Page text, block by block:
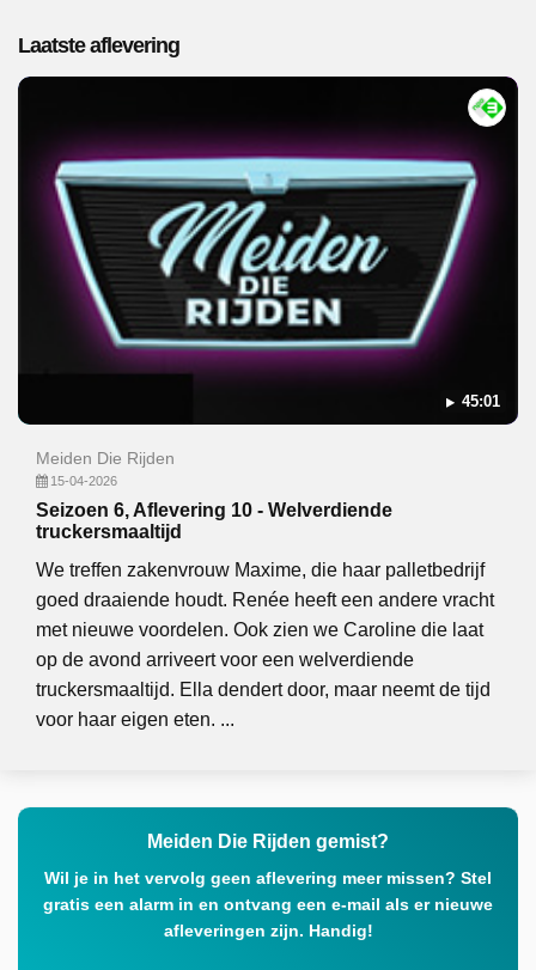
Laatste aflevering
45:01
Meiden Die Rijden
15-04-2026
Seizoen 6, Aflevering 10 - Welverdiende
truckersmaaltijd
We treffen zakenvrouw Maxime, die haar palletbedrijf
goed draaiende houdt. Renée heeft een andere vracht
met nieuwe voordelen. Ook zien we Caroline die laat
op de avond arriveert voor een welverdiende
truckersmaaltijd. Ella dendert door, maar neemt de tijd
voor haar eigen eten. ...
Meiden Die Rijden gemist?
Wil je in het vervolg geen aflevering meer missen? Stel
gratis een alarm in en ontvang een e-mail als er nieuwe
afleveringen zijn. Handig!